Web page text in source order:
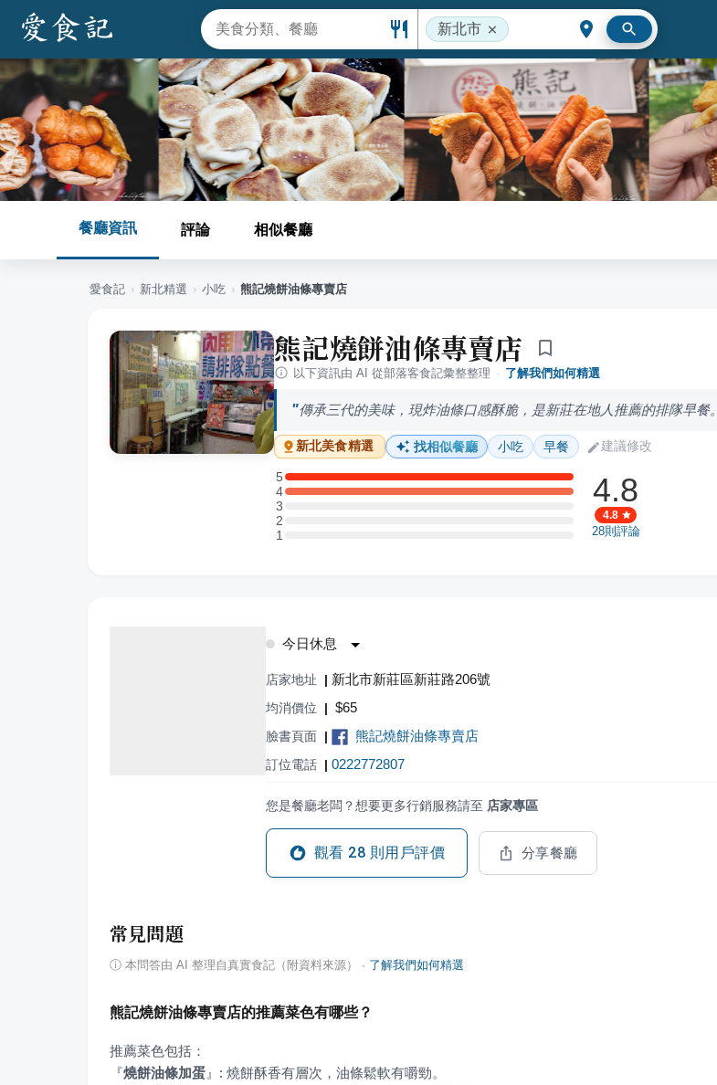
新北市
餐廳資訊 評論 相似餐廳
愛食記 › 新北精選 › 小吃 › 熊記燒餅油條專賣店
熊記燒餅油條專賣店
以下資訊由 AI 從部落客食記彙整整理 · 了解我們如何精選
傳承三代的美味，現炸油條口感酥脆，是新莊在地人推薦的排隊早餐。
新北美食精選 找相似餐廳 小吃 早餐 建議修改
5
5 星：1 則評論
4
4 星：1 則評論
3
3 星：0 則評論
2
2 星：0 則評論
11 星：0 則評論
4.8
4.8
28則評論
今日休息
店家地址 | 新北市新莊區新莊路206號
均消價位 | $65
臉書頁面 | 熊記燒餅油條專賣店
訂位電話 | 0222772807
您是餐廳老闆？想要更多行銷服務請至 店家專區
觀看 28 則用戶評價 分享餐廳
常見問題
ⓘ 本問答由 AI 整理自真實食記（附資料來源） · 了解我們如何精選
熊記燒餅油條專賣店的推薦菜色有哪些？
『燒餅油條加蛋 』